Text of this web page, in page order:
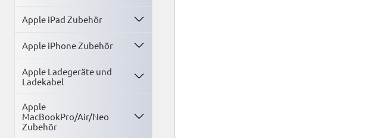
Apple iPad Zubehör
Apple iPhone Zubehör
Apple Ladegeräte und
Ladekabel
Apple
MacBookPro/Air/Neo
Zubehör